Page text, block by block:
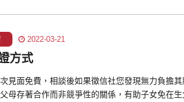
2022-03-21
方式
見面免費，相談後如果徵信社您發現無力負擔
母存著合作而非競爭性的關係，有助子女免在